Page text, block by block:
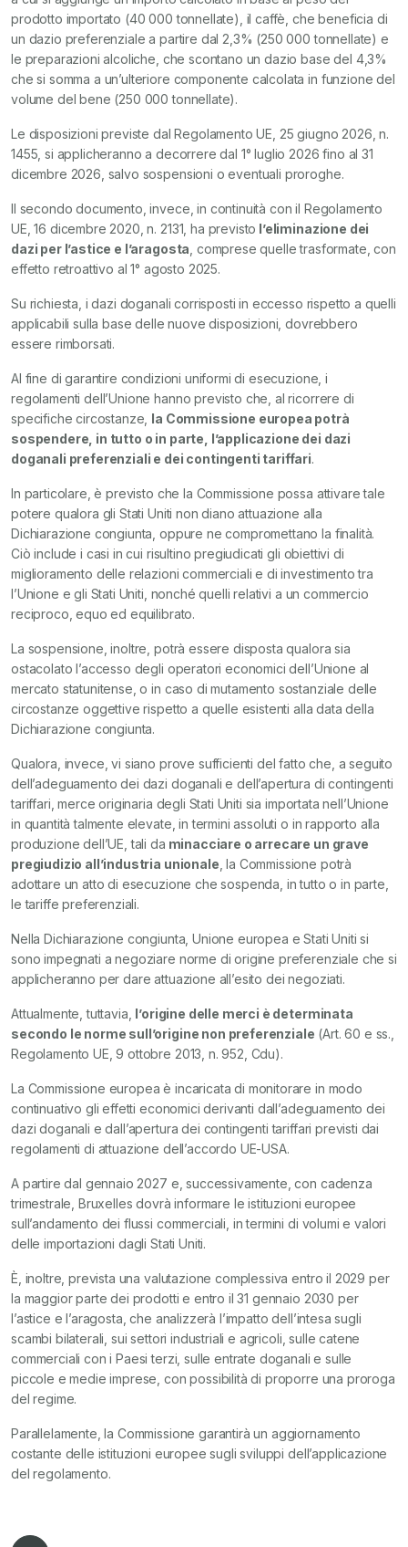
prodotto importato (40 000 tonnellate), il caffè, che beneficia di
un dazio preferenziale a partire dal 2,3% (250 000 tonnellate) e
le preparazioni alcoliche, che scontano un dazio base del 4,3%
che si somma a un’ulteriore componente calcolata in funzione del
volume del bene (250 000 tonnellate).
Le disposizioni previste dal Regolamento UE, 25 giugno 2026, n.
1455, si applicheranno a decorrere dal 1° luglio 2026 fino al 31
dicembre 2026, salvo sospensioni o eventuali proroghe.
Il secondo documento, invece, in continuità con il Regolamento
UE, 16 dicembre 2020, n. 2131, ha previsto l’eliminazione dei
dazi per l’astice e l’aragosta , comprese quelle trasformate, con
effetto retroattivo al 1° agosto 2025.
Su richiesta, i dazi doganali corrisposti in eccesso rispetto a quelli
applicabili sulla base delle nuove disposizioni, dovrebbero
essere rimborsati.
Al fine di garantire condizioni uniformi di esecuzione, i
regolamenti dell’Unione hanno previsto che, al ricorrere di
specifiche circostanze, la Commissione europea potrà
sospendere, in tutto o in parte, l’applicazione dei dazi
doganali preferenziali e dei contingenti tariffari.
In particolare, è previsto che la Commissione possa attivare tale
potere qualora gli Stati Uniti non diano attuazione alla
Dichiarazione congiunta, oppure ne compromettano la finalità.
Ciò include i casi in cui risultino pregiudicati gli obiettivi di
miglioramento delle relazioni commerciali e di investimento tra
l’Unione e gli Stati Uniti, nonché quelli relativi a un commercio
reciproco, equo ed equilibrato.
La sospensione, inoltre, potrà essere disposta qualora sia
ostacolato l’accesso degli operatori economici dell’Unione al
mercato statunitense, o in caso di mutamento sostanziale delle
circostanze oggettive rispetto a quelle esistenti alla data della
Dichiarazione congiunta.
Qualora, invece, vi siano prove sufficienti del fatto che, a seguito
dell’adeguamento dei dazi doganali e dell’apertura di contingenti
tariffari, merce originaria degli Stati Uniti sia importata nell’Unione
in quantità talmente elevate, in termini assoluti o in rapporto alla
produzione dell’UE, tali da minacciare o arrecare un grave
pregiudizio all’industria unionale , la Commissione potrà
adottare un atto di esecuzione che sospenda, in tutto o in parte,
le tariffe preferenziali.
Nella Dichiarazione congiunta, Unione europea e Stati Uniti si
sono impegnati a negoziare norme di origine preferenziale che si
applicheranno per dare attuazione all’esito dei negoziati.
Attualmente, tuttavia, l’origine delle merci è determinata
secondo le norme sull’origine non preferenziale (Art. 60 e ss.,
Regolamento UE, 9 ottobre 2013, n. 952, Cdu).
La Commissione europea è incaricata di monitorare in modo
continuativo gli effetti economici derivanti dall’adeguamento dei
dazi doganali e dall’apertura dei contingenti tariffari previsti dai
regolamenti di attuazione dell’accordo UE-USA.
A partire dal gennaio 2027 e, successivamente, con cadenza
trimestrale, Bruxelles dovrà informare le istituzioni europee
sull’andamento dei flussi commerciali, in termini di volumi e valori
delle importazioni dagli Stati Uniti.
È, inoltre, prevista una valutazione complessiva entro il 2029 per
la maggior parte dei prodotti e entro il 31 gennaio 2030 per
l’astice e l’aragosta, che analizzerà l’impatto dell’intesa sugli
scambi bilaterali, sui settori industriali e agricoli, sulle catene
commerciali con i Paesi terzi, sulle entrate doganali e sulle
piccole e medie imprese, con possibilità di proporre una proroga
del regime.
Parallelamente, la Commissione garantirà un aggiornamento
costante delle istituzioni europee sugli sviluppi dell’applicazione
del regolamento.